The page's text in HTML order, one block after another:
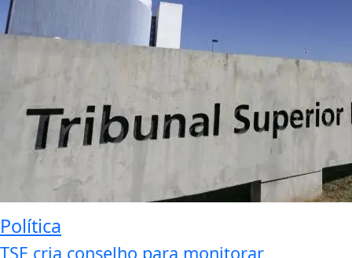
Política
TSE cria conselho para monitorar